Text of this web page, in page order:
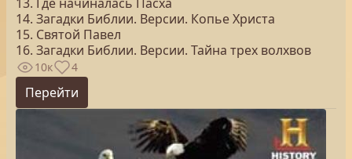
14. Загадки Библии. Версии. Копье Христа
15. Святой Павел
16. Загадки Библии. Версии. Тайна трех волхвов
10к 4
Перейти